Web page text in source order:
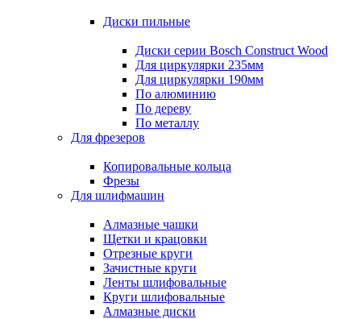
Диски пильные
Диски серии Bosch Construct Wood
Для циркулярки 235мм
Для циркулярки 190мм
По алюминию
По дереву
По металлу
Для фрезеров
Копировальные кольца
Фрезы
Для шлифмашин
Алмазные чашки
Щетки и крацовки
Отрезные круги
Зачистные круги
Ленты шлифовальные
Круги шлифовальные
Алмазные диски